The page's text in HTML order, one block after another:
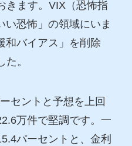
きます。VIX（恐怖指
い恐怖」の領域にいま
和バイアス」を削除
。
セントと予想を上回
万件で堅調です。一
パーセントと、金利